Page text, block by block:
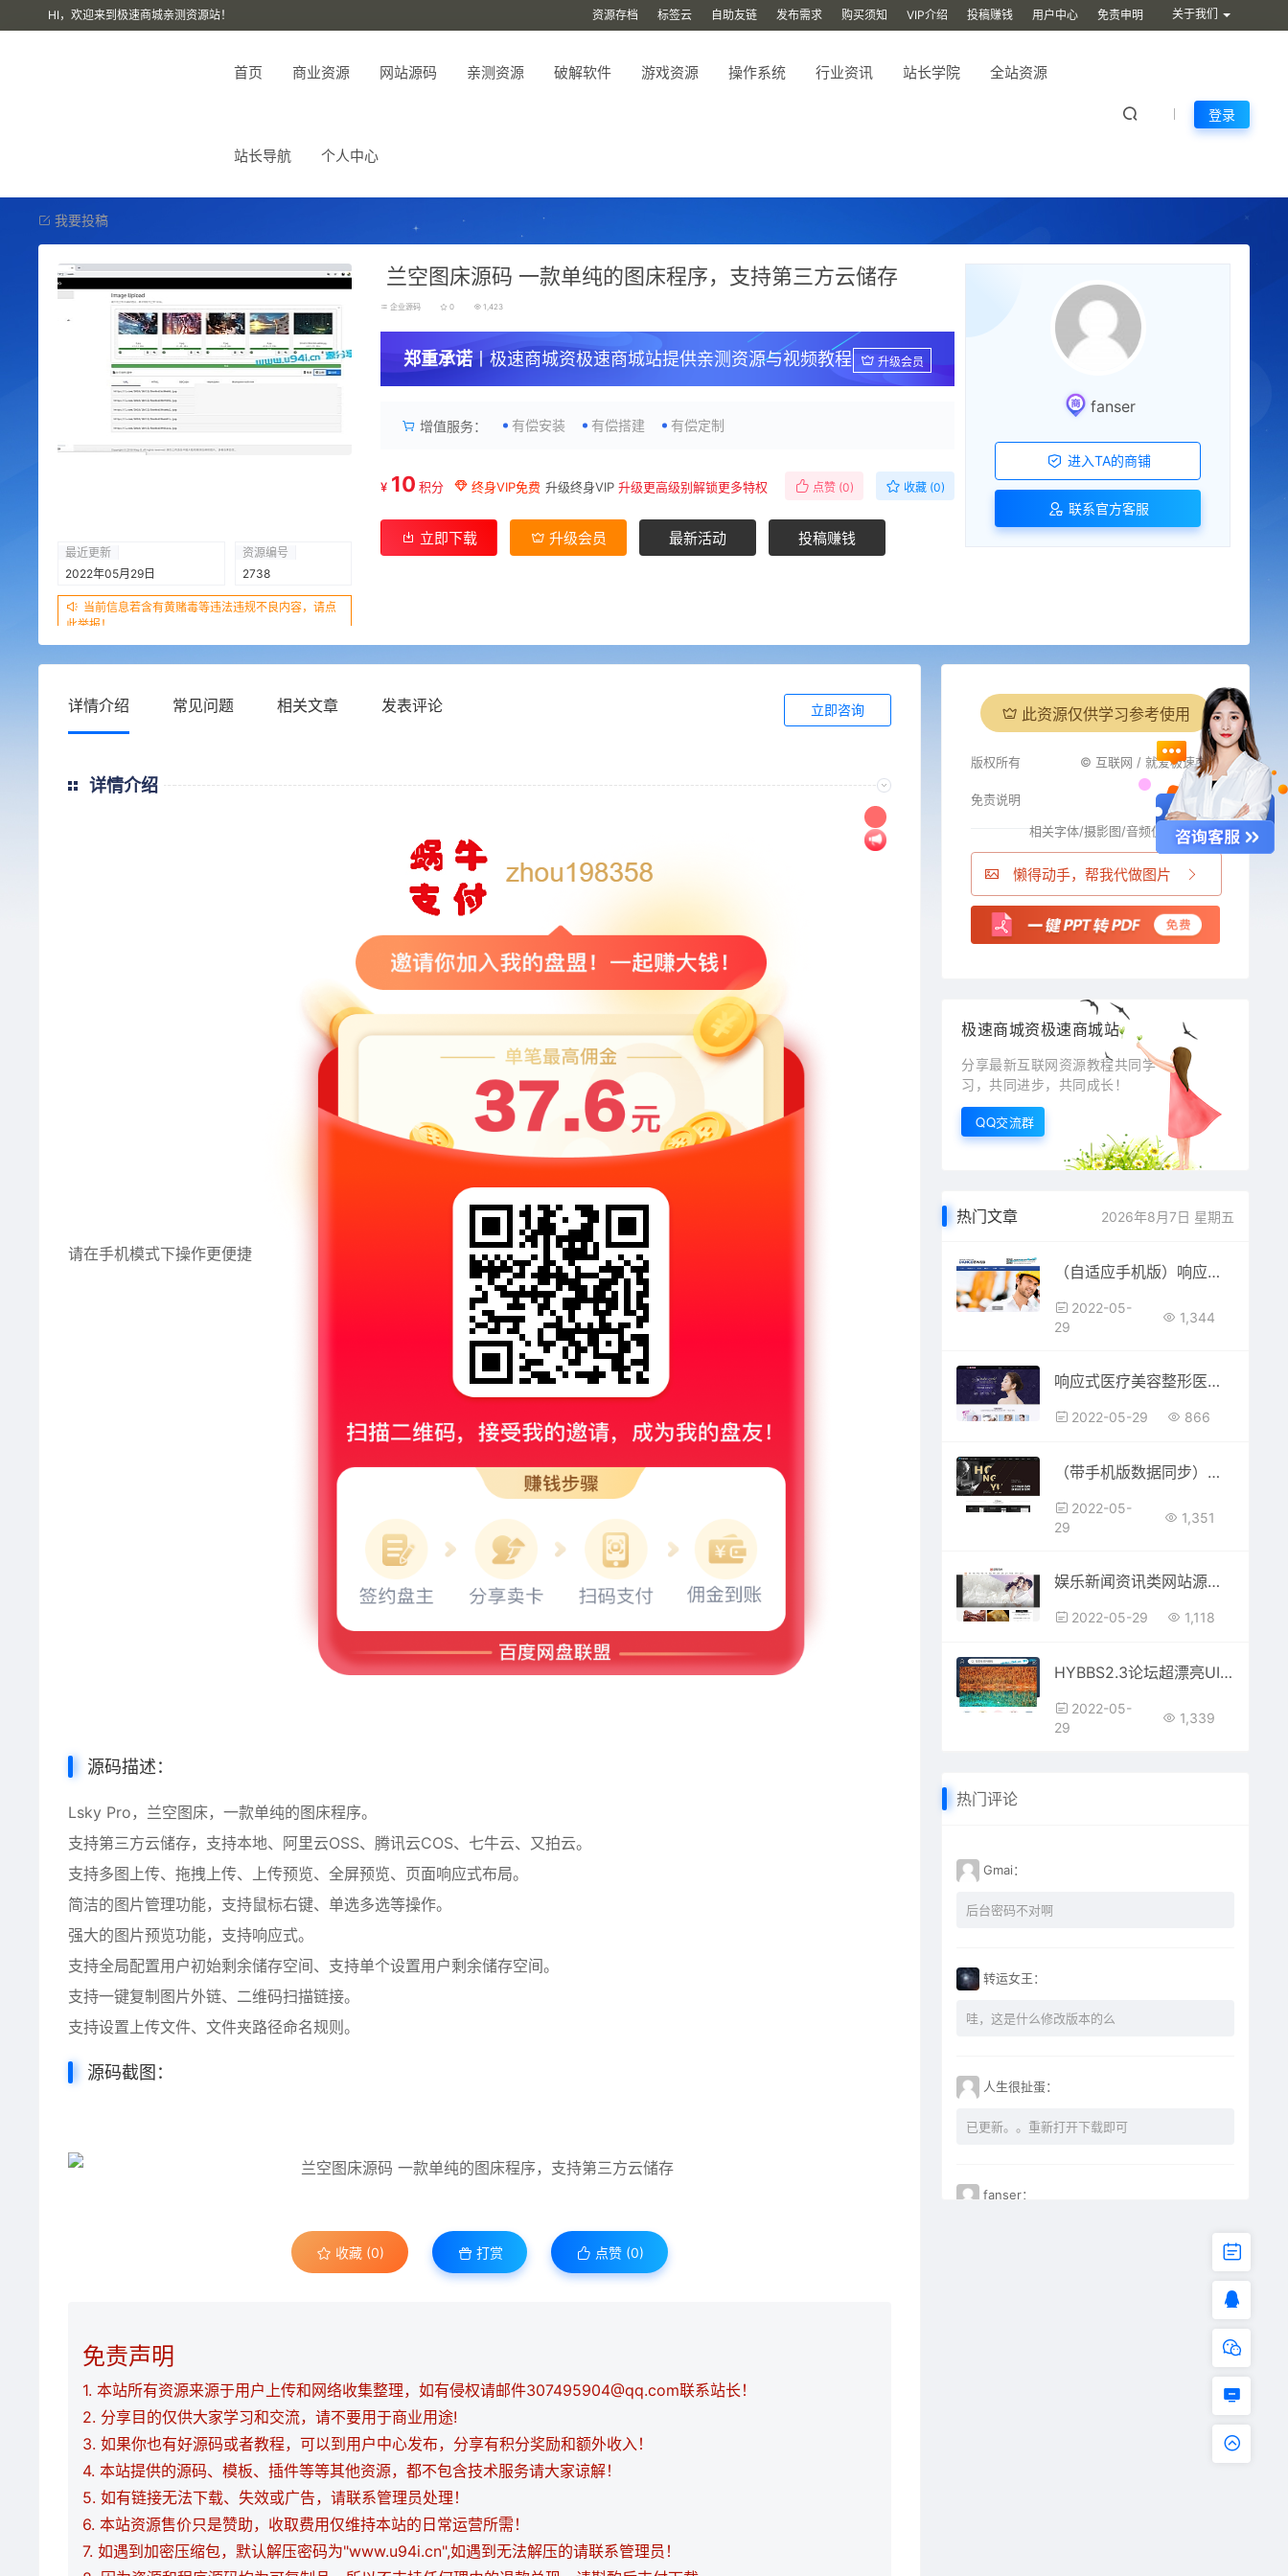
HI，欢迎来到极速商城亲测资源站！ 资源存档 标签云 自助友链 发布需求 购买须知 VIP介绍 投稿赚钱 用户中心 免责申明 关于我们
首页 商业资源 网站源码 亲测资源 破解软件 游戏资源 操作系统 行业资讯 站长学院 全站资源
站长导航 个人中心
登录
我要投稿
最近更新
2022年05月29日
资源编号
2738
当前信息若含有黄赌毒等违法违规不良内容，请点
此举报！
兰空图床源码 一款单纯的图床程序，支持第三方云储存
企业源码 0 1,423
郑重承诺丨极速商城资极速商城站提供亲测资源与视频教程 升级会员
增值服务： 有偿安装 有偿搭建 有偿定制
¥ 10 积分 终身VIP免费 升级终身VIP 升级更高级别解锁更多特权 点赞 (0) 收藏 (0)
立即下载 升级会员 最新活动 投稿赚钱
fanser
进入TA的商铺
联系官方客服
详情介绍 常见问题 相关文章 发表评论 立即咨询
详情介绍
请在手机模式下操作更便捷
源码描述：
Lsky Pro，兰空图床，一款单纯的图床程序。
支持第三方云储存，支持本地、阿里云OSS、腾讯云COS、七牛云、又拍云。
支持多图上传、拖拽上传、上传预览、全屏预览、页面响应式布局。
简洁的图片管理功能，支持鼠标右键、单选多选等操作。
强大的图片预览功能，支持响应式。
支持全局配置用户初始剩余储存空间、支持单个设置用户剩余储存空间。
支持一键复制图片外链、二维码扫描链接。
支持设置上传文件、文件夹路径命名规则。
源码截图：
收藏 (0) 打赏 点赞 (0)
免责声明
1. 本站所有资源来源于用户上传和网络收集整理，如有侵权请邮件307495904@qq.com联系站长！
2. 分享目的仅供大家学习和交流，请不要用于商业用途!
3. 如果你也有好源码或者教程，可以到用户中心发布，分享有积分奖励和额外收入！
4. 本站提供的源码、模板、插件等等其他资源，都不包含技术服务请大家谅解！
5. 如有链接无法下载、失效或广告，请联系管理员处理！
6. 本站资源售价只是赞助，收取费用仅维持本站的日常运营所需！
7. 如遇到加密压缩包，默认解压密码为"www.u94i.cn",如遇到无法解压的请联系管理员！
此资源仅供学习参考使用
版权所有 © 互联网 / 就爱极速商城
免责说明
相关字体/摄影图/音频仅供参考 i
懒得动手，帮我代做图片
极速商城资极速商城站
分享最新互联网资源教程共同学
习，共同进步，共同成长！
QQ交流群
热门文章 2026年8月7日 星期五
（自适应手机版）响应式外贸网站源码 HTML5蓝色高端简洁外贸企业公司织梦模板
2022-05-
29
1,344
响应式医疗美容整形医院网站模板(自适应手机移动端)
2022-05-29 866
（带手机版数据同步）铝合金门窗定制类网站源码 五金门窗铝合金网站织梦模板
2022-05-
29
1,351
娱乐新闻资讯类网站源码 时尚新闻资讯类网站织梦模板 (带手机版数据同步)
2022-05-29 1,118
HYBBS2.3论坛超漂亮UI界面M-TOUCH V4.0.3多色手机模板+专属插件
2022-05-
29
1,339
热门评论
Gmai：
后台密码不对啊
转运女王：
哇，这是什么修改版本的么
人生很扯蛋：
已更新。。重新打开下载即可
fanser：